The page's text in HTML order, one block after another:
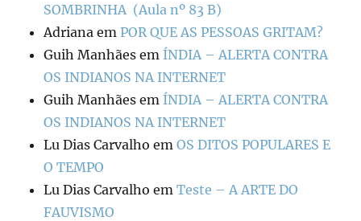
SOMBRINHA (Aula nº 83 B)
Adriana em POR QUE AS PESSOAS GRITAM?
Guih Manhães em ÍNDIA – ALERTA CONTRA
OS INDIANOS NA INTERNET
Guih Manhães em ÍNDIA – ALERTA CONTRA
OS INDIANOS NA INTERNET
Lu Dias Carvalho emOS DITOS POPULARES E
O TEMPO
Lu Dias Carvalho emTeste – A ARTE DO
FAUVISMO